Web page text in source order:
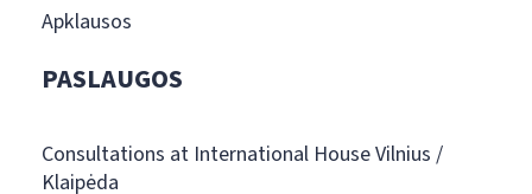
Apklausos
PASLAUGOS
Consultations at International House Vilnius /
Klaipėda